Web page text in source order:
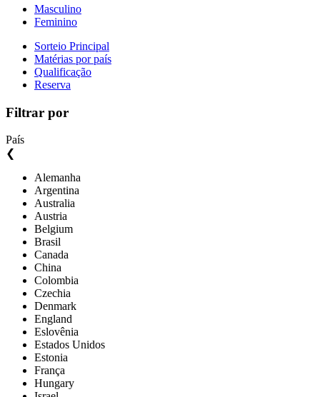
Masculino
Feminino
Sorteio Principal
Matérias por país
Qualificação
Reserva
Filtrar por
País
❮
Alemanha
Argentina
Australia
Austria
Belgium
Brasil
Canada
China
Colombia
Czechia
Denmark
England
Eslovênia
Estados Unidos
Estonia
França
Hungary